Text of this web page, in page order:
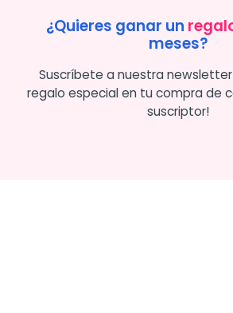
¿Quieres ganar un
meses?
Suscríbete a nuestra
regalo especial en tu compra de
suscriptor!